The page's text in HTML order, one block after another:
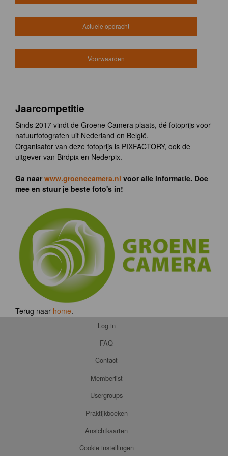
Actuele opdracht
Voorwaarden
Jaarcompetitie
Sinds 2017 vindt de Groene Camera plaats, dé fotoprijs voor
natuurfotografen uit Nederland en België.
Organisator van deze fotoprijs is PIXFACTORY, ook de
uitgever van Birdpix en Nederpix.
Ga naarwww.groenecamera.nl voor alle informatie. Doe
mee en stuur je beste foto's in!
Terug naar home.
Log in
FAQ
Contact
Memberlist
Usergroups
Praktijkboeken
Ansichtkaarten
Cookie instellingen